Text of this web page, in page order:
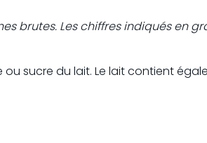
brutes. Les chiffres indiqués en
sucre du lait. Le lait contient